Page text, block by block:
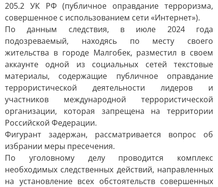
205.2 УК РФ (публичное оправдание терроризма,
совершенное с использованием сети «Интернет»).
По данным следствия, в июле 2024 года
подозреваемый, находясь по месту своего
жительства в городе Малгобек, разместил в своем
аккаунте одной из социальных сетей текстовые
материалы, содержащие публичное оправдание
террористической деятельности лидеров и
участников международной террористической
организации, которая запрещена на территории
Российской Федерации.
Фигурант задержан, рассматривается вопрос об
избрании меры пресечения.
По уголовному делу проводится комплекс
необходимых следственных действий, направленных
на установление всех обстоятельств совершенных